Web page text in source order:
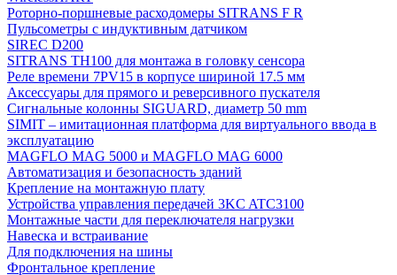
Роторно-поршневые расходомеры SITRANS F R
Пульсометры с индуктивным датчиком
SIREC D200
SITRANS TH100 для монтажа в головку сенсора
Реле времени 7PV15 в корпусе шириной 17.5 мм
Аксессуары для прямого и реверсивного пускателя
Сигнальные колонны SIGUARD, диаметр 50 mm
SIMIT – имитационная платформа для виртуального ввода в
эксплуатацию
MAGFLO MAG 5000 и MAGFLO MAG 6000
Автоматизация и безопасность зданий
Крепление на монтажную плату
Устройства управления передачей 3KC ATC3100
Монтажные части для переключателя нагрузки
Навеска и встраивание
Для подключения на шины
Фронтальное крепление